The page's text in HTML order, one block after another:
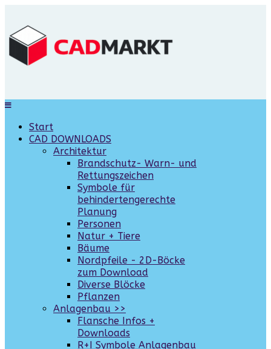
Start
CAD DOWNLOADS
Architektur
Brandschutz- Warn- und
Rettungszeichen
Symbole für
behindertengerechte
Planung
Personen
Natur + Tiere
Bäume
Nordpfeile - 2D-Böcke
zum Download
Diverse Blöcke
Pflanzen
Anlagenbau >>
Flansche Infos +
Downloads
R+I Symbole Anlagenbau